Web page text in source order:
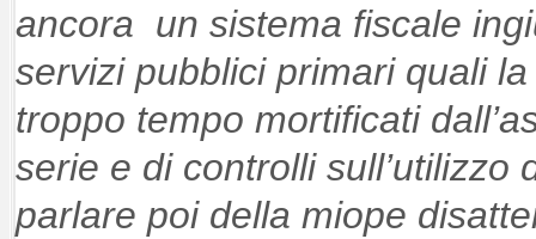
ancora un sistema fiscale
servizi pubblici primari quali
troppo tempo mortificati
serie e di controlli sull’utilizzo
parlare poi della miope